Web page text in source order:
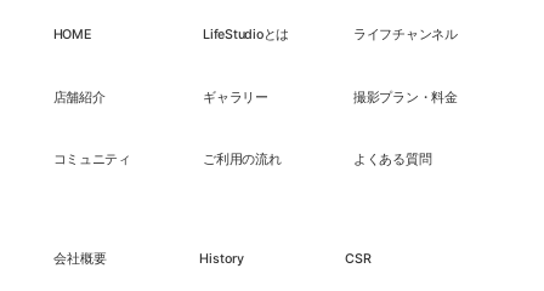
HOME LifeStudioとは ライフチャンネル
店舗紹介 ギャラリー 撮影プラン・料金
コミュニティ ご利用の流れ よくある質問
会社概要 History CSR